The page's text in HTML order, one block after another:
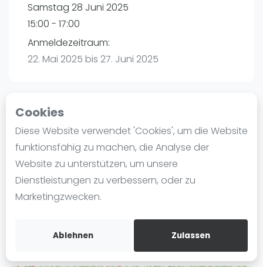
Cookies
Diese Website verwendet 'Cookies', um die Website
funktionsfähig zu machen, die Analyse der
Website zu unterstützen, um unsere
Dienstleistungen zu verbessern, oder zu
Marketingzwecken.
Ablehnen Zulassen
Ranking
Männer
Frauen
Blog
Die Geschichte von Padel
Regeln und Punktzählung
Padel Schläge
Video
Samstag 28 Juni 2025
15:00 - 17:00
Anmeldezeitraum:
22. Mai 2025 bis 27. Juni 2025
Playtomic
Padelon Heilbronn | Heilbronn
Würzburger Straße 52
74078Heilbronn
Routebeschrijving